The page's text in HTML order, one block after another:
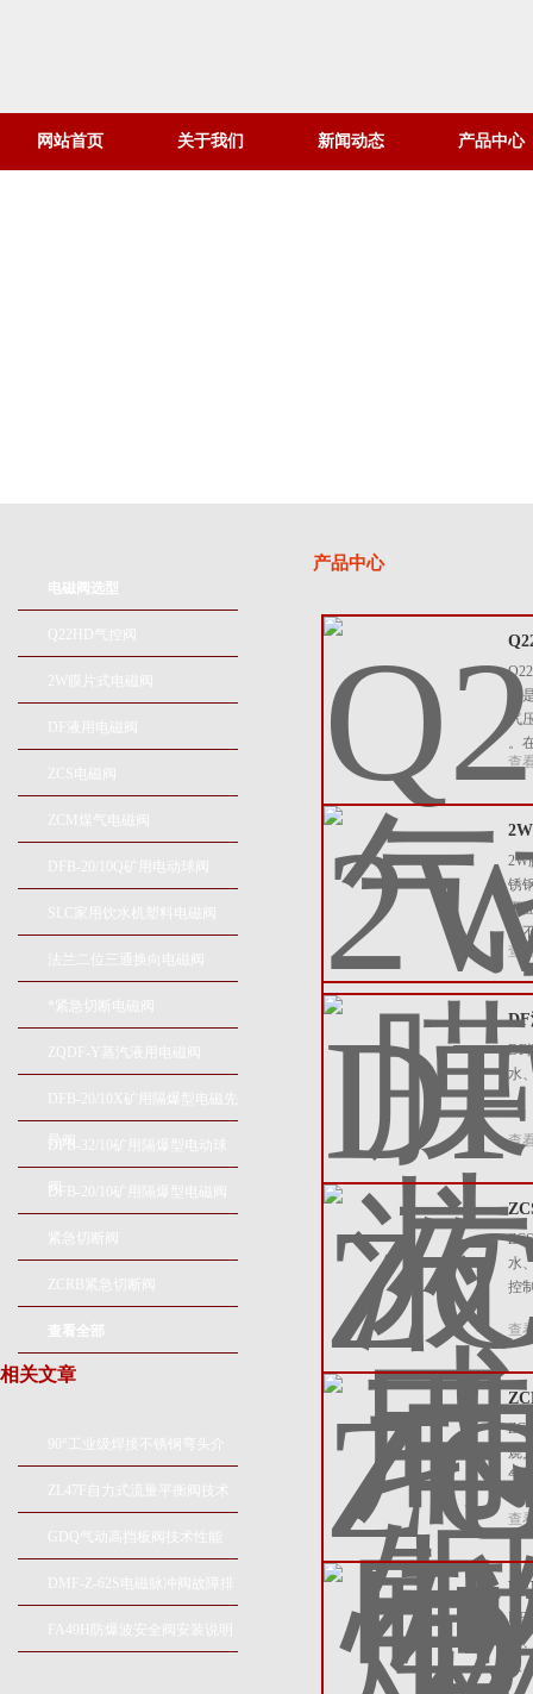
网站首页 关于我们 新闻动态 产品中心
电磁阀选型
Q22HD气控阀
2W膜片式电磁阀
DF液用电磁阀
ZCS电磁阀
ZCM煤气电磁阀
DFB-20/10Q矿用电动球阀
SLC家用饮水机塑料电磁阀
ZQDF-Y蒸汽液用电磁阀
DFB-20/10X矿用隔爆型电磁先
DFB-32/10矿用隔爆型电动球
DFB-20/10矿用隔爆型电磁阀
ZCRB紧急切断阀
查看全部
相关文章
90°工业级焊接不锈钢弯头介
质参数
ZL47F自力式流量平衡阀技术
参数及产品特点
GDQ气动高挡板阀技术性能
DMF-Z-62S电磁脉冲阀故障排
FA49H防爆波安全阀安装说明
产品中心
阀
气
。
查
2W
锈
哪
入
查
DF
水
查
水
控
查
烧
气
查
阀
火